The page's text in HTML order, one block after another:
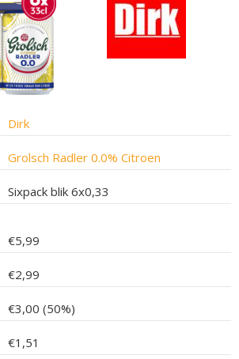
Dirk
Grolsch Radler 0.0% Citroen
Sixpack blik 6x0,33
€5,99
€2,99
€3,00 (50%)
€1,51